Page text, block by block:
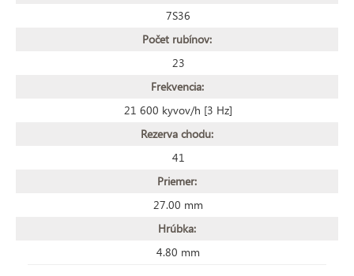
7S36
Počet rubínov:
23
Frekvencia:
21 600 kyvov/h [3 Hz]
Rezerva chodu:
41
Priemer:
27.00 mm
Hrúbka:
4.80 mm